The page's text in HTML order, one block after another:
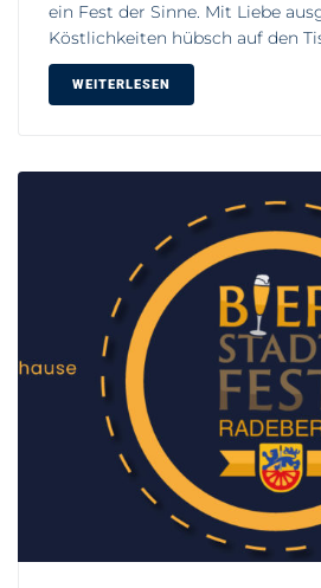
ein Fest der Sinne. Mit Liebe
Köstlichkeiten hübsch auf den
WEITERLESEN